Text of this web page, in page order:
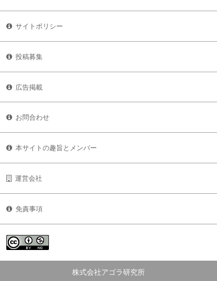
サイトポリシー
投稿募集
広告掲載
お問合わせ
本サイトの趣旨とメンバー
運営会社
免責事項
株式会社アゴラ研究所